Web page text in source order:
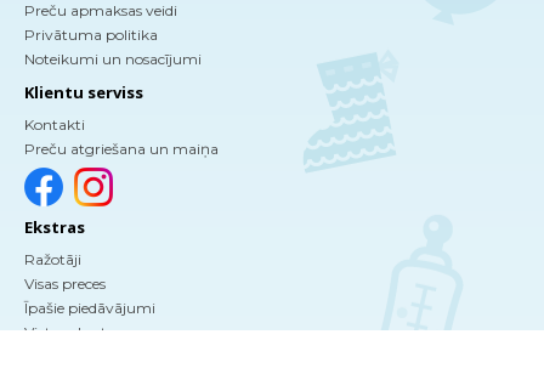
Preču apmaksas veidi
Privātuma politika
Noteikumi un nosacījumi
Klientu serviss
Kontakti
Preču atgriešana un maiņa
Ekstras
Ražotāji
Visas preces
Īpašie piedāvājumi
Vietnes karte